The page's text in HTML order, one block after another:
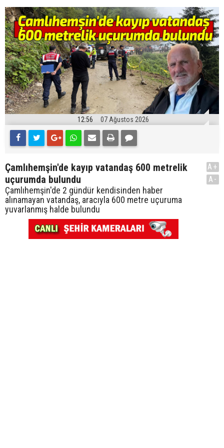
12:56 07 Ağustos 2026
Çamlıhemşin'de kayıp vatandaş 600 metrelik
uçurumda bulundu
Çamlıhemşin'de 2 gündür kendisinden haber
alınamayan vatandaş, aracıyla 600 metre uçuruma
yuvarlanmış halde bulundu
A+
A-